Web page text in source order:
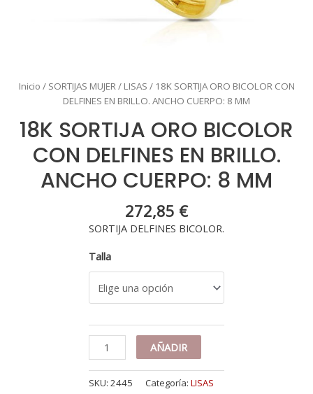
Inicio / SORTIJAS MUJER / LISAS / 18K SORTIJA ORO BICOLOR CON
DELFINES EN BRILLO. ANCHO CUERPO: 8 MM
18K SORTIJA ORO BICOLOR
CON DELFINES EN BRILLO.
ANCHO CUERPO: 8 MM
272,85 €
SORTIJA DELFINES BICOLOR.
Talla
18K
SORTIJA
ORO
BICOLOR
AÑADIR
SKU: 2445 Categoría: LISAS